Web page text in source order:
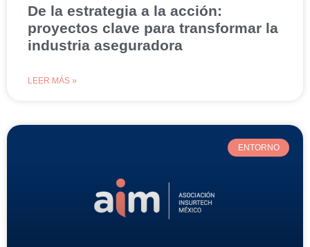
De la estrategia a la acción:
proyectos clave para transformar la
industria aseguradora
LEER MÁS »
ENTORNO